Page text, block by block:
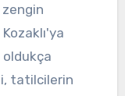
tatilcilerin